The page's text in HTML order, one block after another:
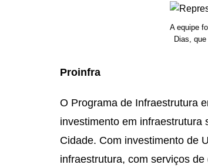
A equipe
Dias,
Proinfra
O Programa de Infraestrutura
investimento em infraestrutura
Cidade. Com investimento de
infraestrutura, com serviços